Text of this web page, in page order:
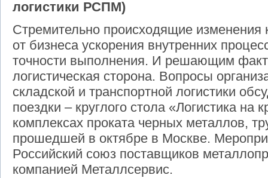
логистики РСПМ)
Стремительно происходящие изменения
от бизнеса ускорения внутренних
точности выполнения. И решающим
логистическая сторона. Вопросы
складской и транспортной логистики
поездки ‒ круглого стола «Логистика на
комплексах проката черных металлов,
прошедшей в октябре в Москве.
Российский союз поставщиков
компанией Металлсервис.